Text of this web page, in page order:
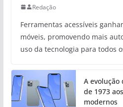
Redação
Ferramentas acessíveis
móveis, promovendo mais
uso da tecnologia para todos
A evolução
de 1973
modernos